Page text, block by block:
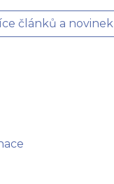
článků a novinek